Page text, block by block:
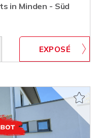
in Minden - Süd